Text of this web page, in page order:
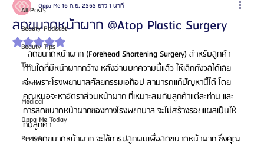
All Posts
Beauty Podcast
Beauty Tips
Tips
Event
Medical
Oppa Me Today
Review
ลดขนาดหน้าผาก @Atop Plastic Surgery
Oppa Me16 ก.ย. 2565 ยาว 1 นาที
ได้รับ NaN เต็ม 5 ดาว
  ลดขนาดหน้าผาก (Forehead Shortening Surgery) สำหรับลูกค้า
ท่านใดที่มีหน้าผากกว้าง หลังอ่านบทความนี้แล้ว ให้เลิกกังวลได้เลย
ค่ะ เพราะโรงพยาบาลศัลยกรรมเอท็อป สามารถแก้ปัญหานี้ได้ โดย
คุณหมอจะหาอัตราส่วนหน้าผาก ที่เหมาะสมกับลูกค้าแต่ละท่าน และ
การลดขนาดหน้าผากของทางโรงพยาบาล จะไม่สร้างรอยแผลเป็นให้
กับลูกค้า
การลดขนาดหน้าผาก จะใช้การปลูกผมเพื่อลดขนาดหน้าผาก ซึ่งคุณ